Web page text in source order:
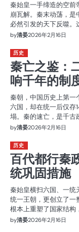
秦始皇一手缔造的空前
崩瓦解。秦末动荡，是
必然引发的天下反噬。
by清晏2026年2月16日
历史
秦亡之鉴：
响千年的制
秦朝，中国历史上第一
六国，却在统一后仅存
塌。秦的速亡，是千古
by清晏2026年2月16日
历史
百代都行秦
统巩固措施
秦始皇横扫六国、一统
统一王朝，更创立了一
根本上重塑了国家结构
by清晏2026年2月16日